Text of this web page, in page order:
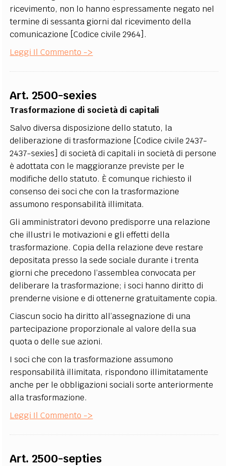
ricevimento, non lo hanno espressamente negato nel
termine di sessanta giorni dal ricevimento della
comunicazione [Codice civile 2964].
Leggi Il Commento ->
Art. 2500-sexies
Trasformazione di società di capitali
Salvo diversa disposizione dello statuto, la
deliberazione di trasformazione [Codice civile 2437-
2437-sexies] di società di capitali in società di persone
è adottata con le maggioranze previste per le
modifiche dello statuto. È comunque richiesto il
consenso dei soci che con la trasformazione
assumono responsabilità illimitata.
Gli amministratori devono predisporre una relazione
che illustri le motivazioni e gli effetti della
trasformazione. Copia della relazione deve restare
depositata presso la sede sociale durante i trenta
giorni che precedono l’assemblea convocata per
deliberare la trasformazione; i soci hanno diritto di
prenderne visione e di ottenerne gratuitamente copia.
Ciascun socio ha diritto all’assegnazione di una
partecipazione proporzionale al valore della sua
quota o delle sue azioni.
I soci che con la trasformazione assumono
responsabilità illimitata, rispondono illimitatamente
anche per le obbligazioni sociali sorte anteriormente
alla trasformazione.
Leggi Il Commento ->
Art. 2500-septies